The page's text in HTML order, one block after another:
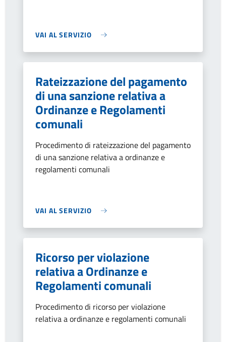
VAI AL SERVIZIO
Rateizzazione del pagamento
di una sanzione relativa a
Ordinanze e Regolamenti
comunali
Procedimento di rateizzazione del pagamento
di una sanzione relativa a ordinanze e
regolamenti comunali
VAI AL SERVIZIO
Ricorso per violazione
relativa a Ordinanze e
Regolamenti comunali
Procedimento di ricorso per violazione
relativa a ordinanze e regolamenti comunali